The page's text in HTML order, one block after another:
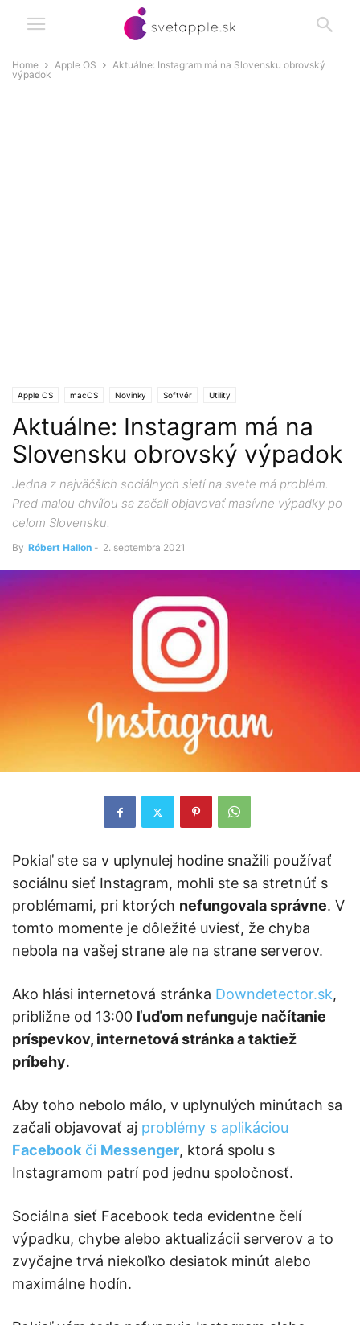
Home Apple OS
Aktuálne: Instagram má na Slovensku obrovský
výpadok
Apple OS macOS Novinky Softvér Utility
Aktuálne: Instagram má na
Slovensku obrovský výpadok
Jedna z najväčších sociálnych sietí na svete má problém.
Pred malou chvíľou sa začali objavovať masívne výpadky po
celom Slovensku.
By Róbert Hallon - 2. septembra 2021
Pokiaľ ste sa v uplynulej hodine snažili používať
sociálnu sieť Instagram, mohli ste sa stretnúť s
problémami, pri ktorých nefungovala správne. V
tomto momente je dôležité uviesť, že chyba
nebola na vašej strane ale na strane serverov.
Ako hlási internetová stránka Downdetector.sk,
približne od 13:00 ľuďom nefunguje načítanie
príspevkov, internetová stránka a taktiež
príbehy.
Aby toho nebolo málo, v uplynulých minútach sa
začali objavovať aj problémy s aplikáciou
Facebook či Messenger, ktorá spolu s
Instagramom patrí pod jednu spoločnosť.
Sociálna sieť Facebook teda evidentne čelí
výpadku, chybe alebo aktualizácii serverov a to
zvyčajne trvá niekoľko desiatok minút alebo
maximálne hodín.